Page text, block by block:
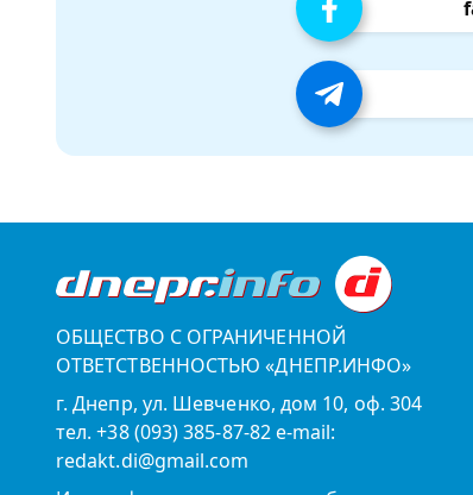
ОБЩЕСТВО С ОГРАНИЧЕННОЙ
ОТВЕТСТВЕННОСТЬЮ «ДНЕПР.ИНФО»
г. Днепр, ул. Шевченко, дом 10, оф. 304
тел. +38 (093) 385-87-82 e-mail:
redakt.di@gmail.com